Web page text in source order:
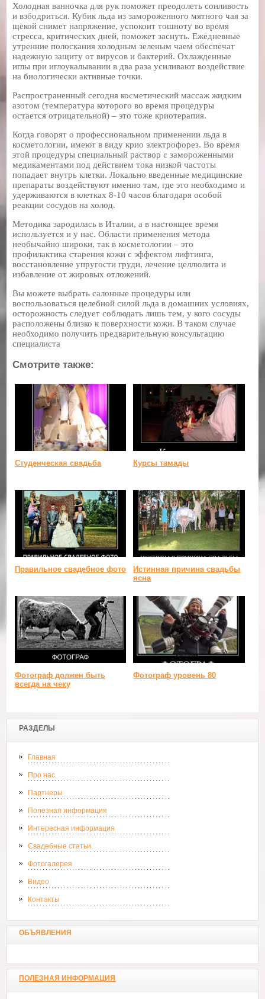
РАЗДЕЛЫ
Главная
Про нас
Партнеры
Полезная информация
Интересная информация
Свадебные статьи
Фотогалерея
Видео
Контакты
ОБЪЯВЛЕНИЯ
ПОЛЕЗНАЯ ИНФОРМАЦИЯ
Холодная ванночка для рук поможет преодолеть сонливость
и взбодриться. Кубик льда из замороженного мятного чая за
щекой снимет напряжение, успокоит тошноту во время
стресса, критических дней, поможет заснуть. Ежедневные
утренние полоскания холодным зеленым чаем обеспечат
надежную защиту от вирусов и бактерий. Охлажденные
иглы при иглоукалывании в два раза усиливают воздействие
на биологически активные точки.
Распространенный сегодня косметический массаж жидким
азотом (температура которого во время процедуры
остается отрицательной) – это тоже криотерапия.
Когда говорят о профессиональном применении льда в
косметологии, имеют в виду крио электрофорез. Во время
этой процедуры специальный раствор с замороженными
медикаментами под действием тока низкой частоты
попадает внутрь клетки. Локально введенные медицинские
препараты воздействуют именно там, где это необходимо и
удерживаются в клетках 8-10 часов благодаря особой
реакции сосудов на холод.
Методика зародилась в Италии, а в настоящее время
используется и у нас. Области применения метода
необычайно широки, так в косметологии – это
профилактика старения кожи с эффектом лифтинга,
восстановление упругости груди, лечение целлюлита и
избавление от жировых отложений.
Вы можете выбрать салонные процедуры или
воспользоваться целебной силой льда в домашних условиях,
осторожность следует соблюдать лишь тем, у кого сосуды
расположены близко к поверхности кожи. В таком случае
необходимо получить предварительную консультацию
специалиста
Смотрите также:
Студенческая свадьба Курсы тамады
Правильное свадебное фото
Истинная причина свадьбы
ясна
Фотограф должен быть
всегда на чеку
Фотограф уровень 80